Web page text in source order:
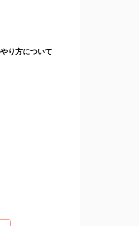
り方について